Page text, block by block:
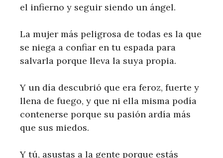
el infierno y seguir siendo un ángel.
La mujer más peligrosa de todas es la que
se niega a confiar en tu espada para
salvarla porque lleva la suya propia.
Y un día descubrió que era feroz, fuerte y
llena de fuego, y que ni ella misma podía
contenerse porque su pasión ardía más
que sus miedos.
Y tú, asustas a la gente porque estás